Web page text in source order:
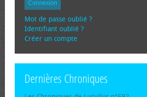
Connexion
Mot de passe oublié ?
Identifiant oublié ?
Créer un compte
Dernières Chroniques